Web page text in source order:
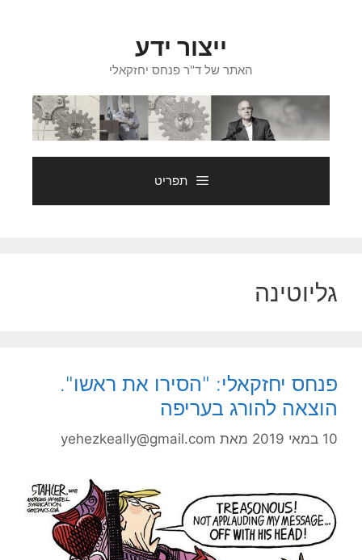
ייצור ידע
האתר של ד"ר פנחס יחזקאלי
תפריט
גליוטינה
פנחס יחזקאלי: "הסירו את ראשו".
הוצאה להורג בעריפה
10 במאי 2019 מאת yehezkeally@gmail.com